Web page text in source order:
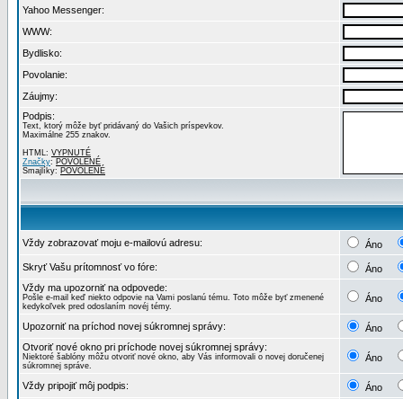
Yahoo Messenger:
WWW:
Bydlisko:
Povolanie:
Záujmy:
Podpis:
Text, ktorý môže byť pridávaný do Vašich príspevkov.
Maximálne 255 znakov.
HTML: VYPNUTÉ
Značky: POVOLENÉ
Smajlíky: POVOLENÉ
Vždy zobrazovať moju e-mailovú adresu: Áno
Skryť Vašu prítomnosť vo fóre:
Áno
Vždy ma upozorniť na odpovede:
Pošle e-mail keď niekto odpovie na Vami poslanú tému. Toto môže byť zmenené
kedykoľvek pred odoslaním novéj témy.
Áno
Upozorniť na príchod novej súkromnej správy:
Áno
Otvoriť nové okno pri príchode novej súkromnej správy:
Niektoré šablóny môžu otvoriť nové okno, aby Vás informovali o novej doručenej
súkromnej správe.
Áno
Vždy pripojiť môj podpis: Áno